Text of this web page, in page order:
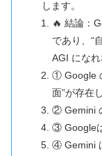
します。
🔥 結論：
であり、“
AGI になれ
① Google
面”が存在
② Gemini
③ Google
④ Gemini